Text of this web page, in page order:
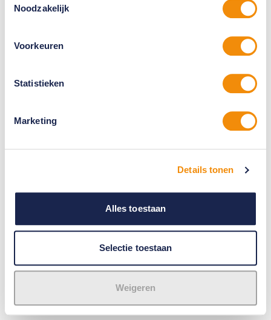
Noodzakelijk
Voorkeuren
Statistieken
Marketing
Details tonen
Alles toestaan
Selectie toestaan
Weigeren